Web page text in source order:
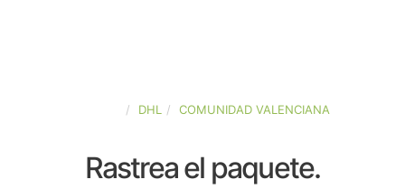
DHL COMUNIDAD VALENCIANA
Rastrea el paquete.